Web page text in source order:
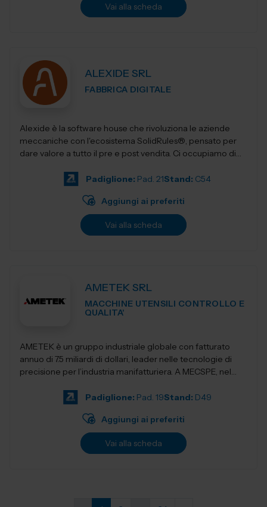
Vai alla scheda
ALEXIDE SRL
FABBRICA DIGITALE
Alexide è la software house che rivoluziona le aziende
meccaniche con l'ecosistema SolidRules®, pensato per
dare valore a tutto il pre e post vendita. Ci occupiamo di
Padiglione: Pad. 21Stand: C54
Aggiungi ai preferiti
Vai alla scheda
AMETEK SRL
MACCHINE UTENSILI CONTROLLO E
QUALITA'
AMETEK è un gruppo industriale globale con fatturato
annuo di 7.5 miliardi di dollari, leader nelle tecnologie di
precisione per l’industria manifatturiera. A MECSPE, nel
Padiglione: Pad. 19Stand: D49
Aggiungi ai preferiti
Vai alla scheda